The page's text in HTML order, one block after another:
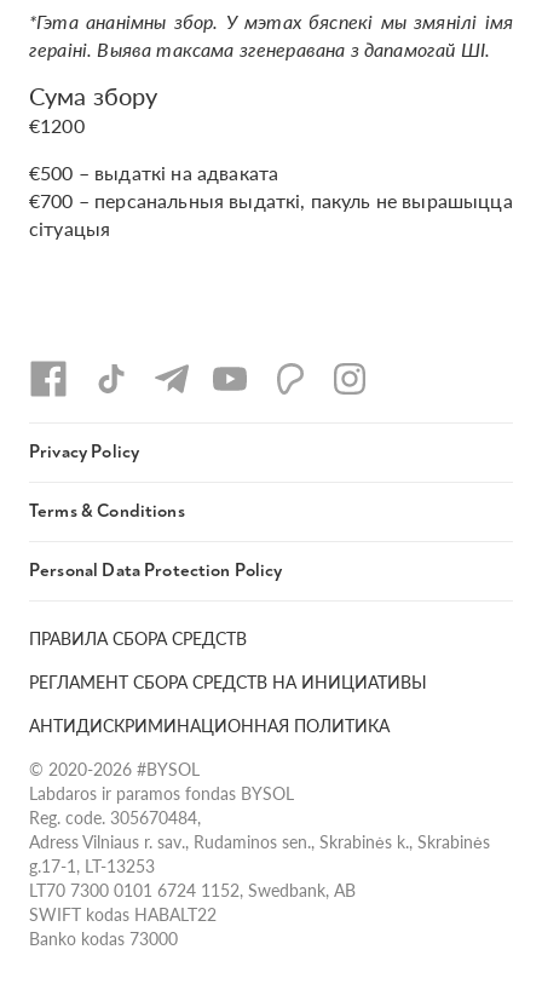
*Гэта ананімны збор. У мэтах бяспекі мы змянілі імя
гераіні. Выява таксама згенеравана з дапамогай ШІ.
Сума збору
€1200
€500 – выдаткі на адваката
€700 – персанальныя выдаткі, пакуль не вырашыцца
сітуацыя
ПРАВИЛА СБОРА СРЕДСТВ
РЕГЛАМЕНТ СБОРА СРЕДСТВ НА ИНИЦИАТИВЫ
АНТИДИСКРИМИНАЦИОННАЯ ПОЛИТИКА
© 2020-2026 #BYSOL
Labdaros ir paramos fondas BYSOL
Reg. code. 305670484,
Adress Vilniaus r. sav., Rudaminos sen., Skrabinės k., Skrabinės
g.17-1, LT-13253
LT70 7300 0101 6724 1152, Swedbank, AB
SWIFT kodas HABALT22
Banko kodas 73000
Privacy Policy
Terms & Conditions
Personal Data Protection Policy